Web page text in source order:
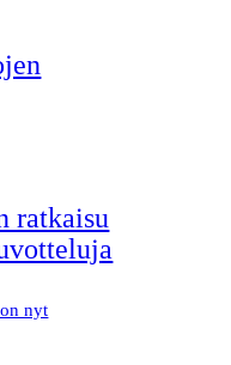
ratkaisu